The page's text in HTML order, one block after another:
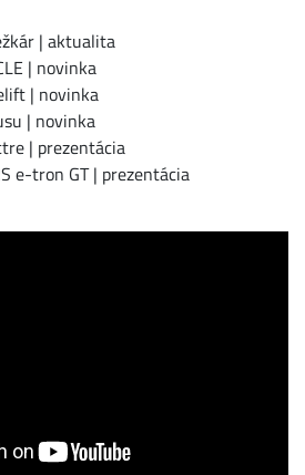
| aktualita
| novinka
| novinka
| novinka
| prezentácia
e-tron GT | prezentácia